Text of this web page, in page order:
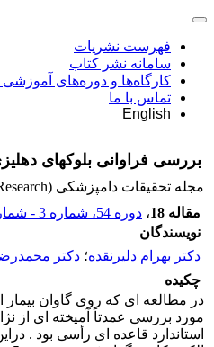
فهرست نشریات
سامانه نشر کتاب
کارگاه‌ها و دوره‌های
تماس با ما
English
بررسی فراوانی بلوکهای
مجله تحقیقات دامپزشکی (Journal of Veterinary Research)
مقاله 18
، دوره 54، شماره 3 - شماره پیاپی 1284
نویسندگان
دکتر بهرام دلیرنقده؛ دکتر
چکیده
مورد بررسی عمدتاً آمیخته ای از